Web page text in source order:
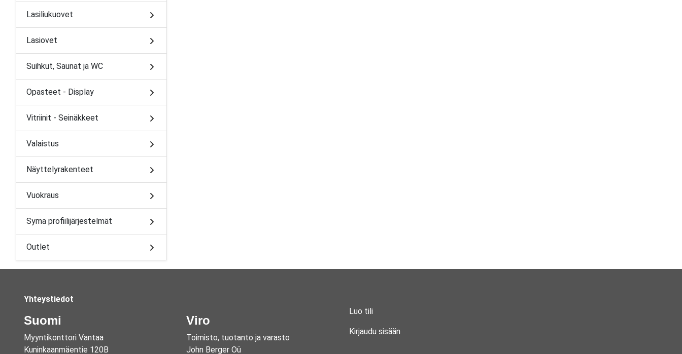
Lasiliukuovet
Lasiovet
Suihkut, Saunat ja WC
Opasteet - Display
Vitriinit - Seinäkkeet
Valaistus
Näyttelyrakenteet
Vuokraus
Syma profiilijärjestelmät
Outlet
Yhteystiedot
Suomi
Myyntikonttori Vantaa
Kuninkaanmäentie 120B
Viro
Toimisto, tuotanto ja varasto
John Berger Oü
Luo tili
Kirjaudu sisään